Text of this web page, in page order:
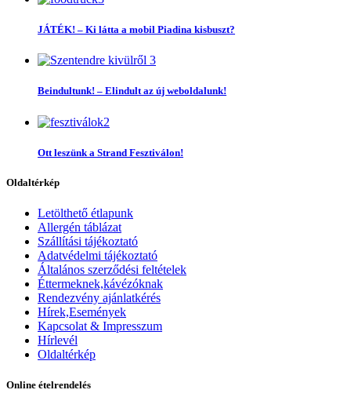
JÁTÉK! – Ki látta a mobil Piadina kisbuszt?
Beindultunk! – Elindult az új weboldalunk!
Ott leszünk a Strand Fesztiválon!
Oldaltérkép
Letölthető étlapunk
Allergén táblázat
Szállítási tájékoztató
Adatvédelmi tájékoztató
Általános szerződési feltételek
Éttermeknek,kávézóknak
Rendezvény ajánlatkérés
Hírek,Események
Kapcsolat & Impresszum
Hírlevél
Oldaltérkép
Online ételrendelés